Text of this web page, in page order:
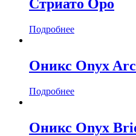
Стриато Оро
Подробнее
Оникс Onyx
Подробнее
Оникс Onyx